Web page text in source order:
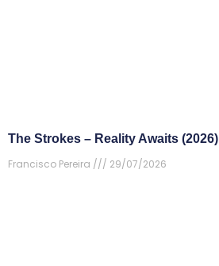
The Strokes – Reality Awaits (2026)
Francisco Pereira
29/07/2026